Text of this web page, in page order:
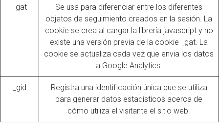
_gat
Se usa para diferenciar entre los diferentes
objetos de seguimiento creados en la sesión. La
cookie se crea al cargar la librería javascript y no
existe una versión previa de la cookie _gat. La
cookie se actualiza cada vez que envia los datos
a Google Analytics.
_gid
Registra una identificación única que se utiliza
para generar datos estadísticos acerca de
cómo utiliza el visitante el sitio web.